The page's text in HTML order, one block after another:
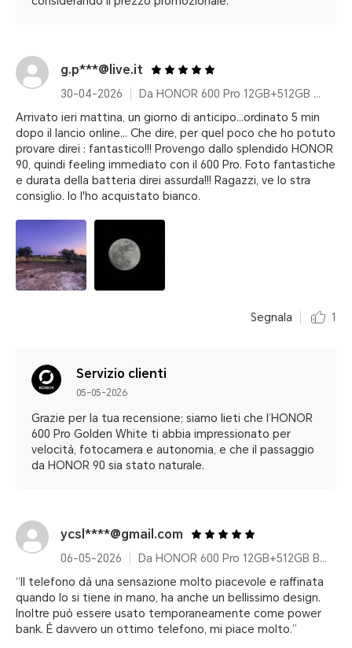
g.p***@live.it
30-04-2026
Da HONOR 600 Pro 12GB+512GB Golden White
Arrivato ieri mattina, un giorno di anticipo...ordinato 5 min
dopo il lancio online... Che dire, per quel poco che ho potuto
provare direi : fantastico!!! Provengo dallo splendido HONOR
90, quindi feeling immediato con il 600 Pro. Foto fantastiche
e durata della batteria direi assurda!!! Ragazzi, ve lo stra
consiglio. Io l'ho acquistato bianco.
Segnala 1
Servizio clienti
05-05-2026
Grazie per la tua recensione; siamo lieti che l’HONOR
600 Pro Golden White ti abbia impressionato per
velocità, fotocamera e autonomia, e che il passaggio
da HONOR 90 sia stato naturale.
ycsl****@gmail.com
06-05-2026
Da HONOR 600 Pro 12GB+512GB Black
“Il telefono dà una sensazione molto piacevole e raffinata
quando lo si tiene in mano, ha anche un bellissimo design.
Inoltre può essere usato temporaneamente come power
bank. È davvero un ottimo telefono, mi piace molto.”